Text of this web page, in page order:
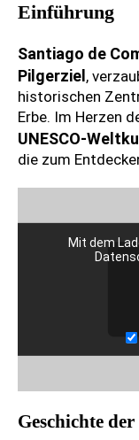
Einführung
Santiago de
Pilgerziel ,
historischen
Erbe. Im Herzen
UNESCO-
die zum
Mit dem
Geschichte